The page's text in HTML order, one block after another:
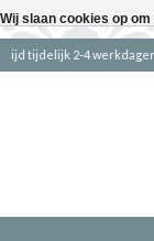
Wij slaan cookies op